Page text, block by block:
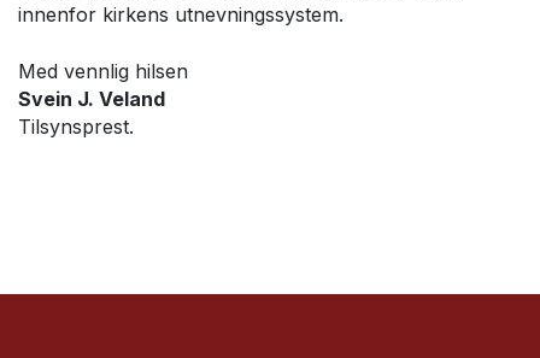
innenfor kirkens utnevningssystem.
Med vennlig hilsen
Svein J. Veland
Tilsynsprest.